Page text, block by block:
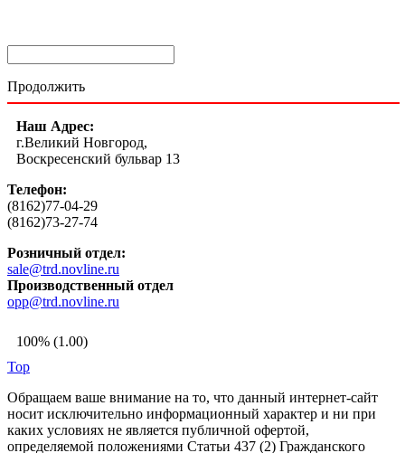
Продолжить
Наш Адрес:
г.Великий Новгород,
Воскресенский бульвар 13
Телефон:
(8162)77-04-29
(8162)73-27-74
Розничный отдел:
sale@trd.novline.ru
Производственный отдел
opp@trd.novline.ru
100% (1.00)
Top
Обращаем ваше внимание на то, что данный интернет-сайт
носит исключительно информационный характер и ни при
каких условиях не является публичной офертой,
определяемой положениями Статьи 437 (2) Гражданского